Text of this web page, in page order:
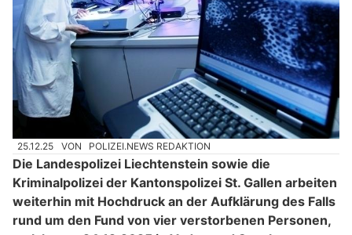
25.12.25 VON POLIZEI.NEWS REDAKTION
Die Landespolizei Liechtenstein sowie die
Kriminalpolizei der Kantonspolizei St. Gallen arbeiten
weiterhin mit Hochdruck an der Aufklärung des Falls
rund um den Fund von vier verstorbenen Personen,